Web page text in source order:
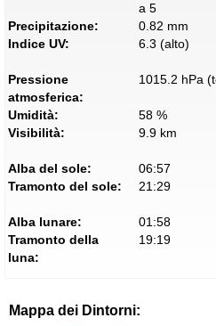
a 5
Precipitazione:
0.82 mm
Indice UV:
6.3 (alto)
Pressione
atmosferica:
1015.2 hPa
Umidità:
58 %
Visibilità:
9.9 km
Alba del sole:
06:57
Tramonto del sole:
21:29
Alba lunare:
01:58
Tramonto della
luna:
19:19
Mappa dei Dintorni: